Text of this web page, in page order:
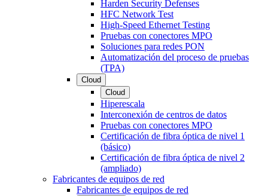
Harden Security Defenses
HFC Network Test
High-Speed Ethernet Testing
Pruebas con conectores MPO
Soluciones para redes PON
Automatización del proceso de pruebas
(TPA)
Cloud
Cloud
Hiperescala
Interconexión de centros de datos
Pruebas con conectores MPO
Certificación de fibra óptica de nivel 1
(básico)
Certificación de fibra óptica de nivel 2
(ampliado)
Fabricantes de equipos de red
Fabricantes de equipos de red